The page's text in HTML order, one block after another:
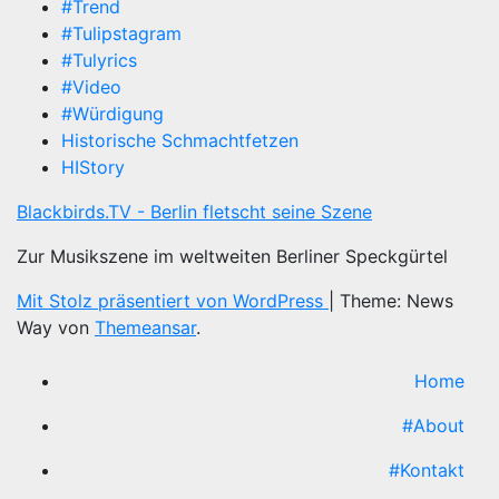
#Trend
#Tulipstagram
#Tulyrics
#Video
#Würdigung
Historische Schmachtfetzen
HIStory
Blackbirds.TV - Berlin fletscht seine Szene
Zur Musikszene im weltweiten Berliner Speckgürtel
Mit Stolz präsentiert von WordPress
Theme: News
Way von Themeansar.
Home
#About
#Kontakt